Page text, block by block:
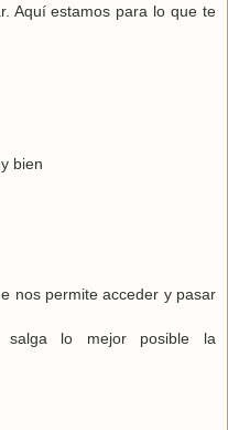
Aquí estamos para lo que te
bien
nos permite acceder y pasar
salga lo mejor posible la